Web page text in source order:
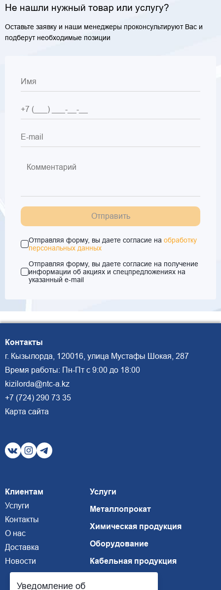
Не нашли нужный товар или услугу?
Оставьте заявку и наши менеджеры проконсультируют Вас и
подберут необходимые позиции
Отправить
Отправляя форму, вы даете согласие на обработку
персональных данных
Отправляя форму, вы даете согласие на получение
информации об акциях и спецпредложениях на
указанный e-mail
Контакты
г. Кызылорда, 120016, улица Мустафы Шокая, 287
Время работы: Пн-Пт с 9:00 до 18:00
kizilorda@ntc-a.kz
+7 (724) 290 73 35
Карта сайта
Клиентам
Услуги
Контакты
О нас
Доставка
Новости
Услуги
Металлопрокат
Химическая продукция
Оборудование
Кабельная продукция
Уведомление об